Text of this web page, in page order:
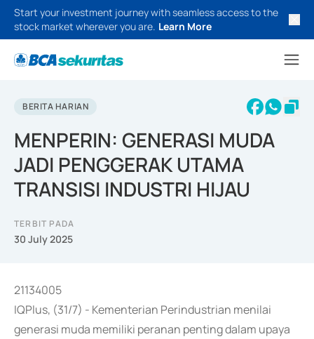
Start your investment journey with seamless access to the
stock market wherever you are. Learn More
BERITA HARIAN
MENPERIN: GENERASI MUDA
JADI PENGGERAK UTAMA
TRANSISI INDUSTRI HIJAU
TERBIT PADA
30 July 2025
21134005
IQPlus, (31/7) - Kementerian Perindustrian menilai
generasi muda memiliki peranan penting dalam upaya